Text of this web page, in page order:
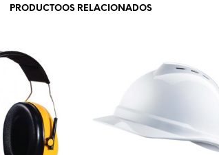
PRODUCTOOS RELACIONADOS